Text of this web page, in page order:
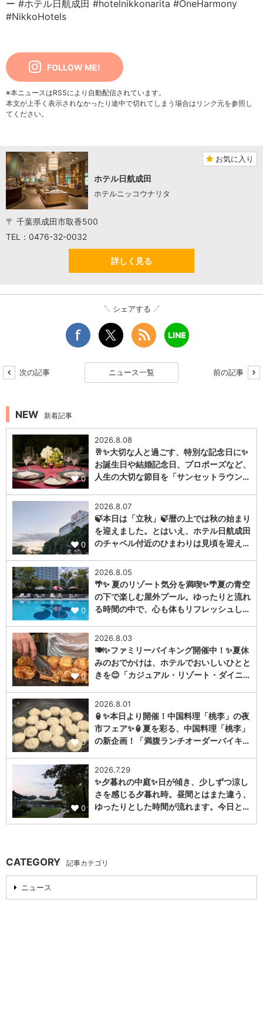
ー #ホテル日航成田 #hotelnikkonarita #OneHarmony
#NikkoHotels
FOLLOW ME!
※本ニュースはRSSにより自動配信されています。
本文が上手く表示されなかったり途中で切れてしまう場合はリンク元を参照し
てください。
お気に入り
ホテル日航成田
ホテルニッコウナリタ
〒 千葉県成田市取香500
TEL：0476-32-0032
詳しく見る
シェアする
次の記事 ニュース一覧 前の記事
NEW 新着記事
0
2026.8.08
🥂✨大切な人と過ごす、特別な記念日に✨
お誕生日や結婚記念日、プロポーズなど、
人生の大切な節目を「サンセットラウン…
0
2026.8.07
🍃本日は「立秋」🍃暦の上では秋の始まり
を迎えました。とはいえ、ホテル日航成田
のチャペル付近のひまわりは見頃を迎え…
0
2026.8.05
🌴✨ 夏のリゾート気分を満喫✨🌴夏の青空
の下で楽しむ屋外プール。ゆったりと流れ
る時間の中で、心も体もリフレッシュし…
0
2026.8.03
🍽️✨ファミリーバイキング開催中！✨夏休
みのおでかけは、ホテルでおいしいひとと
きを😊「カジュアル・リゾート・ダイニ…
0
2026.8.01
🏮✨本日より開催！中国料理「桃李」の夜
市フェア✨🏮夏を彩る、中国料理「桃李」
の新企画！「満腹ランチオーダーバイキ…
0
2026.7.29
✨夕暮れの中庭✨日が傾き、少しずつ涼し
さを感じる夕暮れ時。昼間とはまた違う、
ゆったりとした時間が流れます。今日と…
CATEGORY 記事カテゴリ
ニュース